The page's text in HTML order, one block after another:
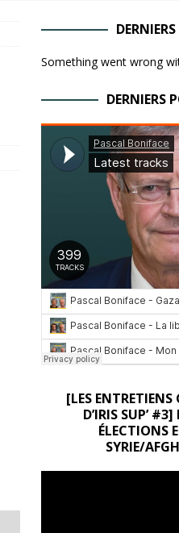
Something went wrong
DERNIERS
[LES
D’IRIS SUP’
ÉLECTIONS
SYRIE/